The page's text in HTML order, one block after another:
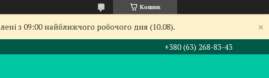
Кошик
з 09:00 найближчого робочого дня (10.08).
+380 (63) 268-83-43